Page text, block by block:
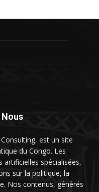
est un site
du Congo. Les
artificielles spécialisées,
sur la politique, la
Nos contenus, générés